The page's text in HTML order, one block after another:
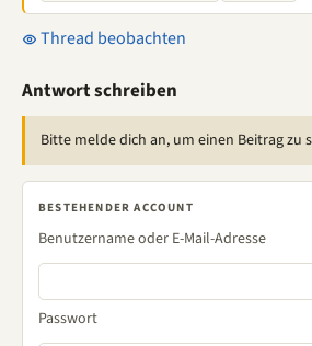
Thread beobachten
Antwort schreiben
Bitte melde dich an, um einen Beitrag zu
BESTEHENDER ACCOUNT
Benutzername oder E-Mail-Adresse
Passwort